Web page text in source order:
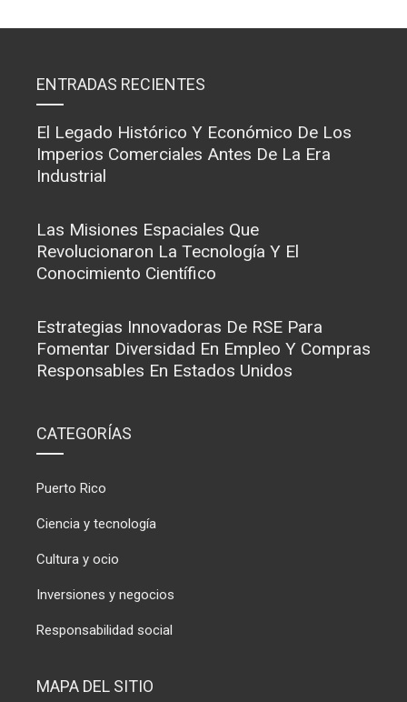
ENTRADAS RECIENTES
El Legado Histórico Y Económico De Los
Imperios Comerciales Antes De La Era
Industrial
Las Misiones Espaciales Que
Revolucionaron La Tecnología Y El
Conocimiento Científico
Estrategias Innovadoras De RSE Para
Fomentar Diversidad En Empleo Y Compras
Responsables En Estados Unidos
CATEGORÍAS
Puerto Rico
Ciencia y tecnología
Cultura y ocio
Inversiones y negocios
Responsabilidad social
MAPA DEL SITIO